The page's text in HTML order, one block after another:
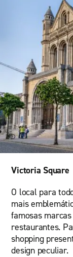
Victoria Square
O local para
mais
famosas
restaurantes.
shopping
design peculiar.